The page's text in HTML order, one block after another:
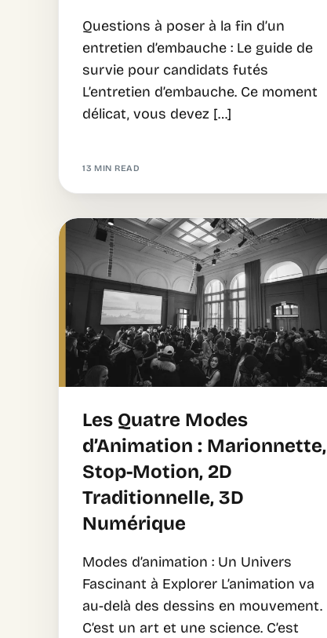
Questions à poser à la fin d’un
entretien d’embauche : Le guide de
survie pour candidats futés
L’entretien d’embauche. Ce moment
délicat, vous devez […]
13 MIN READ
Les Quatre Modes
d’Animation : Marionnette,
Stop-Motion, 2D
Traditionnelle, 3D
Numérique
Modes d’animation : Un Univers
Fascinant à Explorer L’animation va
au-delà des dessins en mouvement.
C’est un art et une science. C’est